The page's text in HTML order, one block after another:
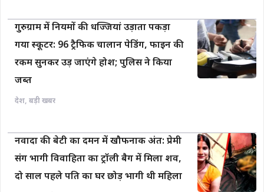
गुरुग्राम में नियमों की धज्जियां उड़ाता पकड़ा
गया स्कूटर: 96 ट्रैफिक चालान पेडिंग, फाइन की
रकम सुनकर उड़ जाएंगे होश; पुलिस ने किया
जब्त
देश, बड़ी खबर
नवादा की बेटी का दमन में खौफनाक अंत: प्रेमी
संग भागी विवाहिता का ट्रॉली बैग में मिला शव,
दो साल पहले पति का घर छोड़ भागी थी महिला